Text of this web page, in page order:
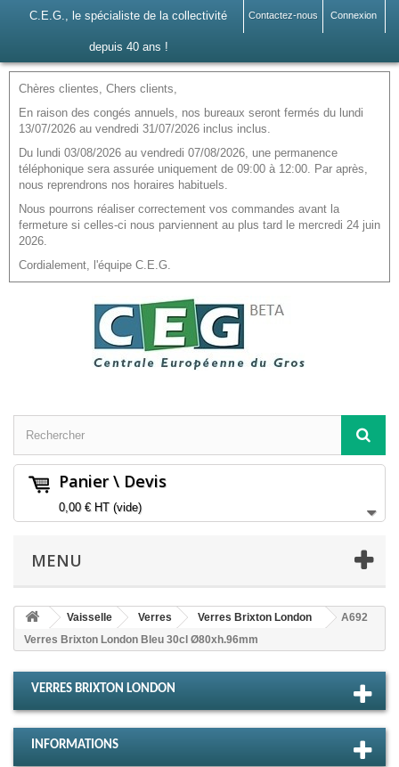
Connexion
Contactez-nous
C.E.G., le spécialiste de la collectivité
depuis 40 ans !
Chères clientes, Chers clients,
En raison des congés annuels, nos bureaux seront fermés du lundi
13/07/2026 au vendredi 31/07/2026 inclus inclus.
Du lundi 03/08/2026 au vendredi 07/08/2026, une permanence
téléphonique sera assurée uniquement de 09:00 à 12:00. Par après,
nous reprendrons nos horaires habituels.
Nous pourrons réaliser correctement vos commandes avant la
fermeture si celles-ci nous parviennent au plus tard le mercredi 24 juin
2026.
Cordialement, l'équipe C.E.G.
Panier \ Devis
0,00 €HT (vide)
MENU
Vaisselle Verres Verres Brixton London
A692
Verres Brixton London Bleu 30cl Ø80xh.96mm
VERRES BRIXTON LONDON
INFORMATIONS